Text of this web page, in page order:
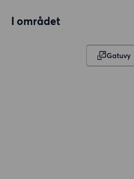
I området
Gatuvy